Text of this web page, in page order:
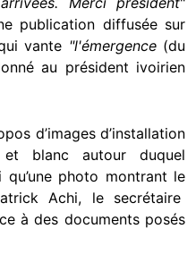
publication diffusée sur
vante "l'émergence(du
au président ivoirien
d’images d’installation
blanc autour duquel
qu’une photo montrant le
Achi, le secrétaire
à des documents posés